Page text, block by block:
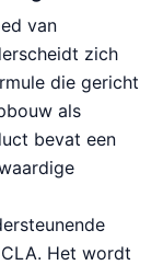
van
zich
die gericht
als
bevat een
Het wordt